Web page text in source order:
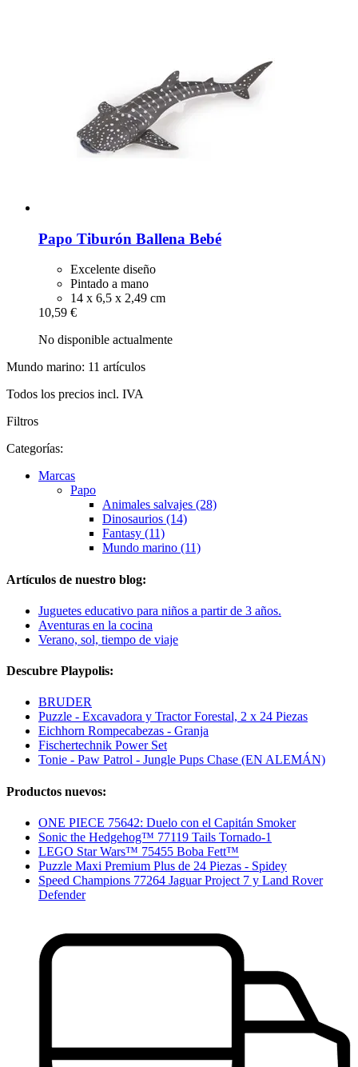
Papo Tiburón Ballena Bebé
Excelente diseño
Pintado a mano
14 x 6,5 x 2,49 cm
10,59 €
No disponible actualmente
Mundo marino: 11 artículos
Todos los precios incl. IVA
Filtros
Categorías:
Marcas
Papo
Animales salvajes (28)
Dinosaurios (14)
Fantasy (11)
Mundo marino (11)
Artículos de nuestro blog:
Juguetes educativo para niños a partir de 3 años.
Aventuras en la cocina
Verano, sol, tiempo de viaje
Descubre Playpolis:
BRUDER
Puzzle - Excavadora y Tractor Forestal, 2 x 24 Piezas
Eichhorn Rompecabezas - Granja
Fischertechnik Power Set
Tonie - Paw Patrol - Jungle Pups Chase (EN ALEMÁN)
Productos nuevos:
ONE PIECE 75642: Duelo con el Capitán Smoker
Sonic the Hedgehog™ 77119 Tails Tornado-1
LEGO Star Wars™ 75455 Boba Fett™
Puzzle Maxi Premium Plus de 24 Piezas - Spidey
Speed Champions 77264 Jaguar Project 7 y Land Rover
Defender